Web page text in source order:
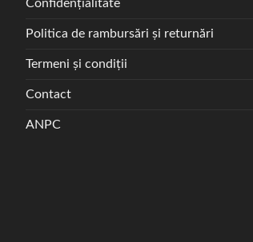
Confidențialitate
Politica de rambursări și returnări
Termeni și condiții
Contact
ANPC